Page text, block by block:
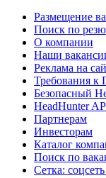
Размещение
Поиск по
О компании
Наши
Реклама на
Требования к
Безопасный
HeadHunter
Партнерам
Инвесторам
Каталог
Поиск по
Сетка: